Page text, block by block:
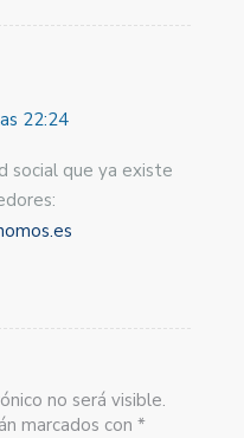
22:24
social que ya existe
no será visible.
marcados con *